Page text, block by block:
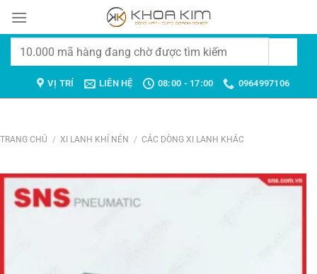
đến
Tìm
VỊ TRÍ LIÊN HỆ 08:00 - 17:00 0964997106
TRANG CHỦ / XI LANH KHÍ NÉN / CÁC DÒNG XI LANH KHÁC